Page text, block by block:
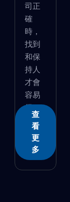
司正
確
時，
找到
和保
持人
才會
容易
得...
查
看
更
多